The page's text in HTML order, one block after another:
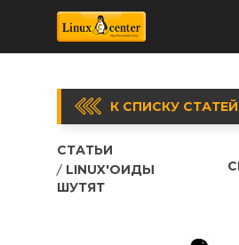
К СПИСКУ СТАТЕЙ
СТАТЬИ
LINUX'ОИДЫ
ШУТЯТ